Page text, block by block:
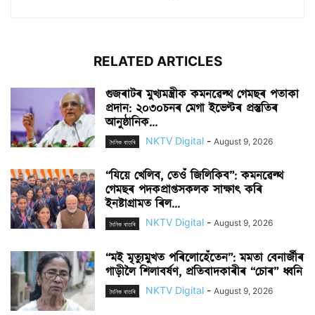
RELATED ARTICLES
গুজৰাটৰ মুখ্যমন্ত্ৰীক কমনৱেল্থ গেমছৰ পতাকা
প্ৰদান: ২০৩০চনৰ মেগা ইভেণ্টৰ প্ৰস্তুতিৰ
আনুষ্ঠানিক...
দৈনিক বাতৰি NKTV Digital - August 9, 2026
“যিয়ে খেলিব, তেওঁ জিলিকিব”: কমনৱেল্থ
গেমছৰ পদকপ্ৰাপ্তসকলক সাক্ষাৎ কৰি
ইনষ্টাগ্ৰামত ৰিল...
দৈনিক বাতৰি NKTV Digital - August 9, 2026
“মই মৃত্যুমুখত পৰিলোহেঁতেন”: মমতা বেনাৰ্জীৰ
গাড়ীলৈ শিলাবৰ্ষণ, প্ৰতিবাদকাৰীৰ “চোৰ” ধ্বনি
দৈনিক বাতৰি NKTV Digital - August 9, 2026